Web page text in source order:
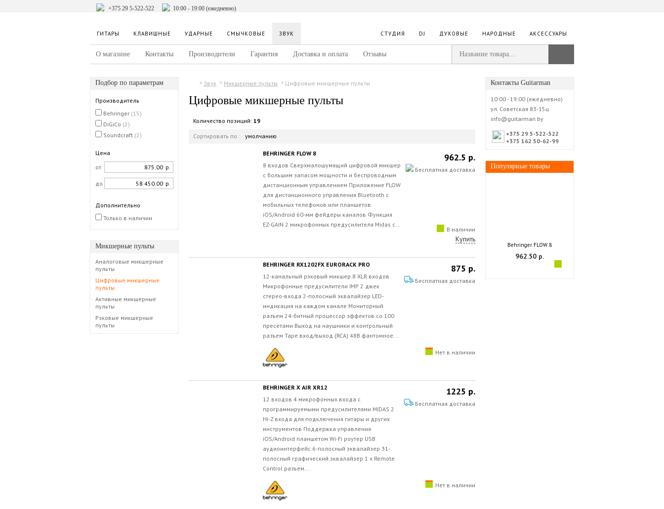
+375 29 5-522-522 10:00 - 19:00 (ежедневно)
ГИТАРЫ КЛАВИШНЫЕ УДАРНЫЕ СМЫЧКОВЫЕ ЗВУК СТУДИЯ DJ ДУХОВЫЕ НАРОДНЫЕ АКСЕССУАРЫ
О магазине Контакты Производители Гарантия Доставка и оплата Отзывы
Подбор по параметрам
Производитель
Behringer (15)
DiGiCo (2)
Soundcraft (2)
Цена
от
р.
до р.
Дополнительно
Только в наличии
Микшерные пульты
Аналоговые микшерные
пульты
Цифровые микшерные
пульты
Активные микшерные
пульты
Рэковые микшерные
пульты
Звук Микшерные пульты Цифровые микшерные пульты
Цифровые микшерные пульты
Количество позиций: 19
Сортировать по : умолчанию
BEHRINGER FLOW 8
8 входов Сверхмалошумящий цифровой микшер
с большим запасом мощности и беспроводным
дистанционным управлением Приложение FLOW
для дистанционного управления Bluetooth с
мобильных телефонов или планшетов
iOS/Android 60-мм фейдеры каналов Функция
EZ-GAIN 2 микрофонных предусилителя Midas с...
962.5 р.
Бесплатная доставка
В наличии
Купить
BEHRINGER RX1202FX EURORACK PRO
12-канальный рэковый микшер 8 XLR входов
Микрофонные предусилители IMP 2 джек
стерео-входа 2-полосный эквалайзер LED-
индикация на каждом канале Мониторный
разъем 24-битный процессор эффектов со 100
пресетами Выход на наушники и контрольный
разъем Tape вход/выход (RCA) 48В фантомное...
875 р.
Бесплатная доставка
Нет в наличии
BEHRINGER X AIR XR12
12 входов 4 микрофонных входа с
программируемыми предусилителями MIDAS 2
Hi-Z входа для подключения гитары и других
инструментов Поддержка управления
iOS/Android планшетом Wi-Fi роутер USB
аудиоинтерфейс 6-полосный эквалайзер 31-
полосный графический эквалайзер 1 x Remote
Control разъем...
1225 р.
Бесплатная доставка
Нет в наличии
Контакты Guitarman
10:00 - 19:00 (ежедневно)
ул. Советская 83-15ц
info@guitarman.by
+375 29 5-522-522
+375 162 50-62-99
Популярные товары
Behringer FLOW 8
962.50 р.